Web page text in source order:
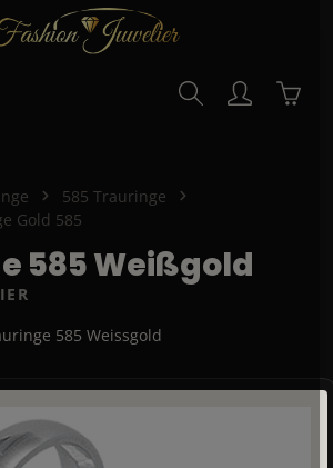
585 Trauringe
Gold 585
585 Weißgold
585 Weissgold